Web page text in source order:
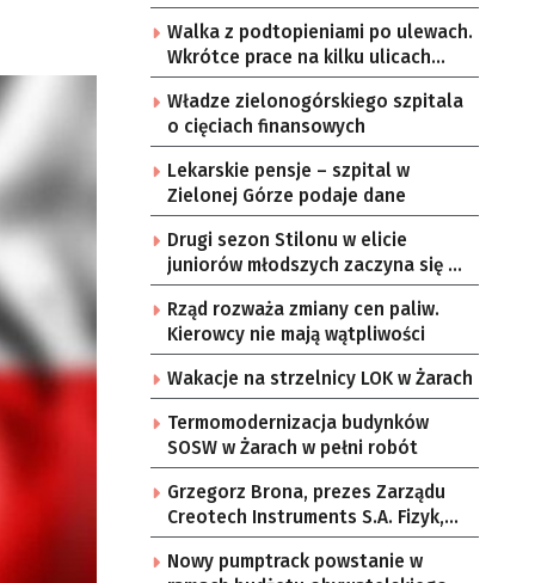
Zielonej Góry
Walka z podtopieniami po ulewach.
Wkrótce prace na kilku ulicach
Gorzowa
Władze zielonogórskiego szpitala
o cięciach finansowych
Lekarskie pensje – szpital w
Zielonej Górze podaje dane
Drugi sezon Stilonu w elicie
juniorów młodszych zaczyna się w
sobotę
Rząd rozważa zmiany cen paliw.
Kierowcy nie mają wątpliwości
Wakacje na strzelnicy LOK w Żarach
Termomodernizacja budynków
SOSW w Żarach w pełni robót
Grzegorz Brona, prezes Zarządu
Creotech Instruments S.A. Fizyk,
naukowiec, były pracownik CERN w
Genewie, przedsiębiorca i
Nowy pumptrack powstanie w